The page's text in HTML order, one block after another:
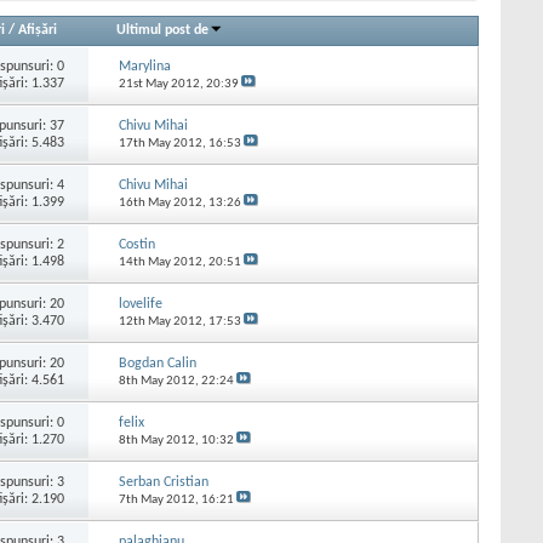
/ Afişări Ultimul post de
0
1.337
Marylina
21st May 2012, 20:39
37
5.483
Chivu Mihai
17th May 2012, 16:53
4
1.399
Chivu Mihai
16th May 2012, 13:26
2
1.498
Costin
14th May 2012, 20:51
20
3.470
lovelife
12th May 2012, 17:53
20
4.561
Bogdan Calin
8th May 2012, 22:24
0
1.270
felix
8th May 2012, 10:32
3
2.190
Serban Cristian
7th May 2012, 16:21